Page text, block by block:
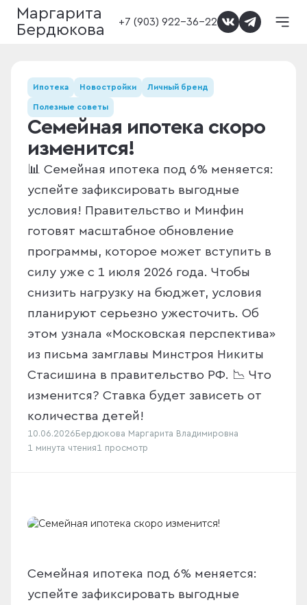
Маргарита
Бердюкова
+7 (903) 922-36-22
Ипотека Новостройки Личный бренд
Полезные советы
Семейная ипотека скоро
изменится!
📊 Семейная ипотека под 6% меняется:
успейте зафиксировать выгодные
условия! Правительство и Минфин
готовят масштабное обновление
программы, которое может вступить в
силу уже с 1 июля 2026 года. Чтобы
снизить нагрузку на бюджет, условия
планируют серьезно ужесточить. Об
этом узнала «Московская перспектива»
из письма замглавы Минстроя Никиты
Стасишина в правительство РФ. 📉 Что
изменится? Ставка будет зависеть от
количества детей!
10.06.2026 Бердюкова Маргарита Владимировна
1 минута чтения1 просмотр
Семейная ипотека под 6% меняется:
успейте зафиксировать выгодные